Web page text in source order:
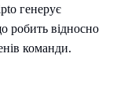
генерує
робить відносно
команди.